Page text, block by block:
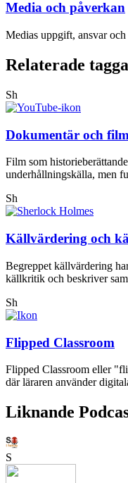
Media och påverkan
Medias uppgift, ansvar och
Relaterade
Sh
Dokumentär och film
Film som
underhållningskälla, men
Sh
Källvärdering och
Begreppet källvärdering
källkritik och beskriver
Sh
Flipped Classroom
Flipped Classroom eller
där läraren använder
Liknande
S